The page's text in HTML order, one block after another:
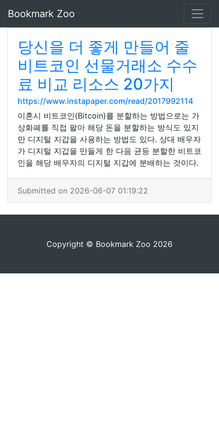
Bookmark Zoo
당신을 더 좋게 만들어 줄
비트코인 선물거래소 수수
료 비교 리소스 20가지
https://www.instapaper.com/read/2017992114
이혼시 비트코인(Bitcoin)를 분할하는 방법으로는 가
상화폐를 직접 팔아 해당 돈을 분할하는 방식도 있지
만 디지털 지갑을 사용하는 방법도 있다. 상대 배우자
가 디지털 지갑을 만들게 한 다음 균등 분할한 비트코
인을 해당 배우자의 디지털 지갑에 분배하는 것이다.
Submitted on 2026-06-07 01:19:22
Copyright © Bookmark Zoo 2026